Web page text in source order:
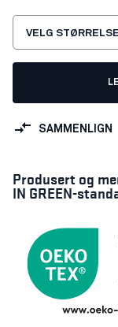
VELG STØRRELSE
SAMMENLIGN
Produsert og
IN GREEN-